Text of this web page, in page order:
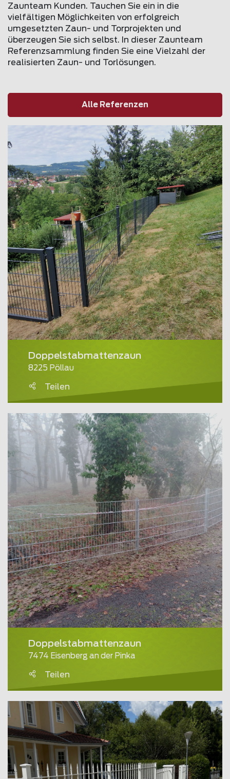
Zaunteam Kunden. Tauchen Sie ein in die
vielfältigen Möglichkeiten von erfolgreich
umgesetzten Zaun- und Torprojekten und
überzeugen Sie sich selbst. In dieser Zaunteam
Referenzsammlung finden Sie eine Vielzahl der
realisierten Zaun- und Torlösungen.
Alle Referenzen
Doppelstabmattenzaun
8225 Pöllau
Teilen
Doppelstabmattenzaun
7474 Eisenberg an der Pinka
Teilen